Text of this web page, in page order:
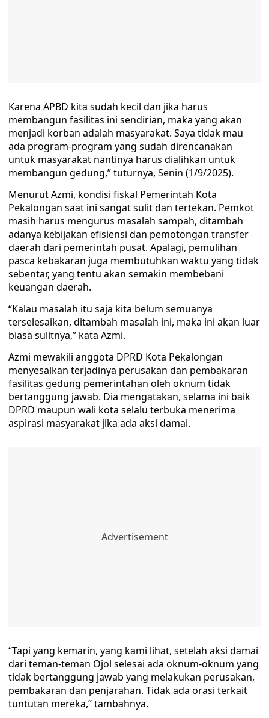
Karena APBD kita sudah kecil dan jika harus
membangun fasilitas ini sendirian, maka yang akan
menjadi korban adalah masyarakat. Saya tidak mau
ada program-program yang sudah direncanakan
untuk masyarakat nantinya harus dialihkan untuk
membangun gedung,” tuturnya, Senin (1/9/2025).
Menurut Azmi, kondisi fiskal Pemerintah Kota
Pekalongan saat ini sangat sulit dan tertekan. Pemkot
masih harus mengurus masalah sampah, ditambah
adanya kebijakan efisiensi dan pemotongan transfer
daerah dari pemerintah pusat. Apalagi, pemulihan
pasca kebakaran juga membutuhkan waktu yang tidak
sebentar, yang tentu akan semakin membebani
keuangan daerah.
“Kalau masalah itu saja kita belum semuanya
terselesaikan, ditambah masalah ini, maka ini akan luar
biasa sulitnya,” kata Azmi.
Azmi mewakili anggota DPRD Kota Pekalongan
menyesalkan terjadinya perusakan dan pembakaran
fasilitas gedung pemerintahan oleh oknum tidak
bertanggung jawab. Dia mengatakan, selama ini baik
DPRD maupun wali kota selalu terbuka menerima
aspirasi masyarakat jika ada aksi damai.
“Tapi yang kemarin, yang kami lihat, setelah aksi damai
dari teman-teman Ojol selesai ada oknum-oknum yang
tidak bertanggung jawab yang melakukan perusakan,
pembakaran dan penjarahan. Tidak ada orasi terkait
tuntutan mereka,” tambahnya.